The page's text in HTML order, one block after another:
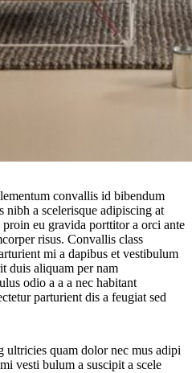
convallis id bibendum
nibh a scelerisque adipiscing at
eu gravida porttitor a orci ante
risus. Convallis class
mi a dapibus et vestibulum
duis aliquam per nam
odio a a a nec habitant
parturient dis a feugiat sed
ultricies quam dolor nec mus adipi
vesti bulum a suscipit a scele